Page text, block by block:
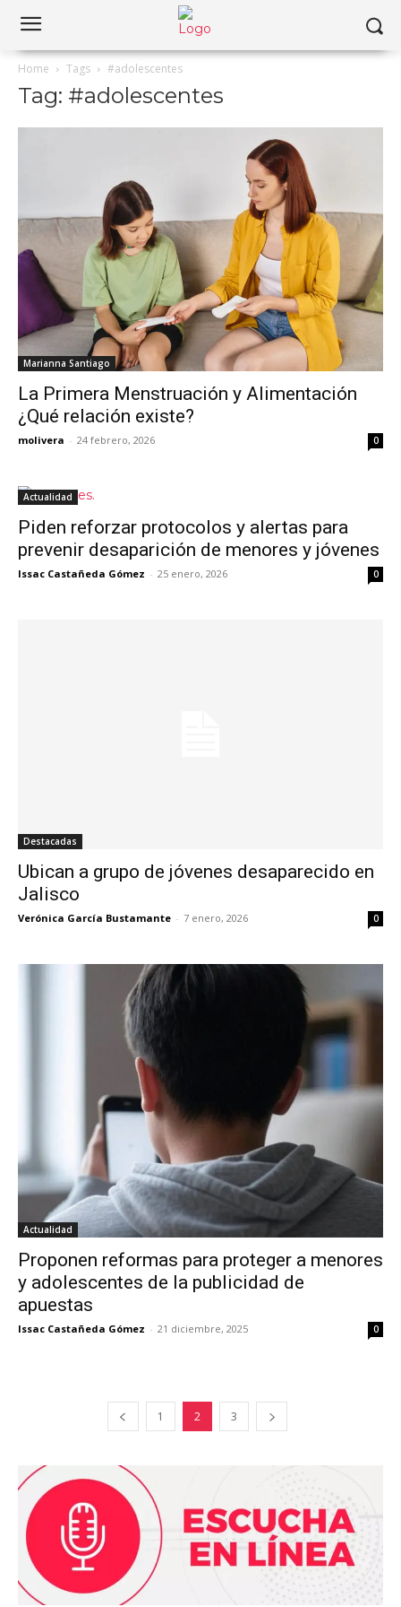
Home Tags #adolescentes
Tag: #adolescentes
Marianna Santiago
La Primera Menstruación y Alimentación
¿Qué relación existe?
molivera - 24 febrero, 2026 0
Actualidad
Piden reforzar protocolos y alertas para
prevenir desaparición de menores y jóvenes
Issac Castañeda Gómez - 25 enero, 2026 0
Destacadas
Ubican a grupo de jóvenes desaparecido en
Jalisco
Verónica García Bustamante - 7 enero, 2026 0
Actualidad
Proponen reformas para proteger a menores
y adolescentes de la publicidad de
apuestas
Issac Castañeda Gómez - 21 diciembre, 2025 0
1 2 3